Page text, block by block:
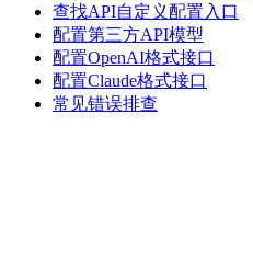
查找API自定义配置入口
配置第三方API模型
配置OpenAI格式接口
配置Claude格式接口
常见错误排查